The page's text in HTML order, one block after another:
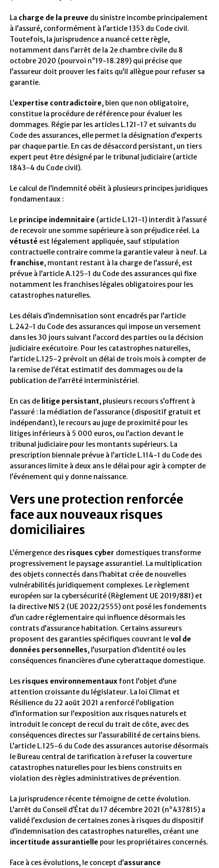
La charge de la preuve du sinistre incombe principalement
à l’assuré, conformément à l’article 1353 du Code civil.
Toutefois, la jurisprudence a nuancé cette règle,
notamment dans l’arrêt de la 2e chambre civile du 8
octobre 2020 (pourvoi n°19-18.289) qui précise que
l’assureur doit prouver les faits qu’il allègue pour refuser sa
garantie.
L’expertise contradictoire, bien que non obligatoire,
constitue la procédure de référence pour évaluer les
dommages. Régie par les articles L.121-17 et suivants du
Code des assurances, elle permet la désignation d’experts
par chaque partie. En cas de désaccord persistant, un tiers
expert peut être désigné par le tribunal judiciaire (article
1843-4 du Code civil).
Le calcul de l’indemnité obéit à plusieurs principes juridiques
fondamentaux :
Le principe indemnitaire (article L.121-1) interdit à l’assuré
de recevoir une somme supérieure à son préjudice réel. La
vétusté est légalement appliquée, sauf stipulation
contractuelle contraire comme la garantie valeur à neuf. La
franchise, montant restant à la charge de l’assuré, est
prévue à l’article A.125-1 du Code des assurances qui fixe
notamment les franchises légales obligatoires pour les
catastrophes naturelles.
Les délais d’indemnisation sont encadrés par l’article
L.242-1 du Code des assurances qui impose un versement
dans les 30 jours suivant l’accord des parties ou la décision
judiciaire exécutoire. Pour les catastrophes naturelles,
l’article L.125-2 prévoit un délai de trois mois à compter de
la remise de l’état estimatif des dommages ou de la
publication de l’arrêté interministériel.
En cas de litige persistant, plusieurs recours s’offrent à
l’assuré : la médiation de l’assurance (dispositif gratuit et
indépendant), le recours au juge de proximité pour les
litiges inférieurs à 5 000 euros, ou l’action devant le
tribunal judiciaire pour les montants supérieurs. La
prescription biennale prévue à l’article L.114-1 du Code des
assurances limite à deux ans le délai pour agir à compter de
l’événement qui y donne naissance.
Vers une protection renforcée
face aux nouveaux risques
domiciliaires
L’émergence des risques cyber domestiques transforme
progressivement le paysage assurantiel. La multiplication
des objets connectés dans l’habitat crée de nouvelles
vulnérabilités juridiquement complexes. Le règlement
européen sur la cybersécurité (Règlement UE 2019/881) et
la directive NIS 2 (UE 2022/2555) ont posé les fondements
d’un cadre réglementaire qui influence désormais les
contrats d’assurance habitation. Certains assureurs
proposent des garanties spécifiques couvrant levol de
données personnelles, l’usurpation d’identité ou les
conséquences financières d’une cyberattaque domestique.
Les risques environnementaux font l’objet d’une
attention croissante du législateur. La loi Climat et
Résilience du 22 août 2021 a renforcé l’obligation
d’information sur l’exposition aux risques naturels et
introduit le concept de recul du trait de côte, avec des
conséquences directes sur l’assurabilité de certains biens.
L’article L.125-6 du Code des assurances autorise désormais
le Bureau central de tarification à refuser la couverture
catastrophes naturelles pour les biens construits en
violation des règles administratives de prévention.
La jurisprudence récente témoigne de cette évolution.
L’arrêt du Conseil d’État du 17 décembre 2021 (n°437815) a
validé l’exclusion de certaines zones à risques du dispositif
d’indemnisation des catastrophes naturelles, créant une
incertitude assurantielle pour les propriétaires concernés.
Face à ces évolutions, le concept d’assurance